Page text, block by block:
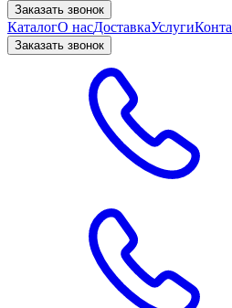
Заказать звонок
КаталогО насДоставкаУслуги
Заказать звонок